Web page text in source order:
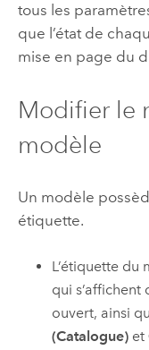
tous les
que l’état de
mise en page du
Modifier le
modèle
Un modèle
étiquette.
L’étiquette du
qui s’affichent
ouvert, ainsi
(Catalogue) et